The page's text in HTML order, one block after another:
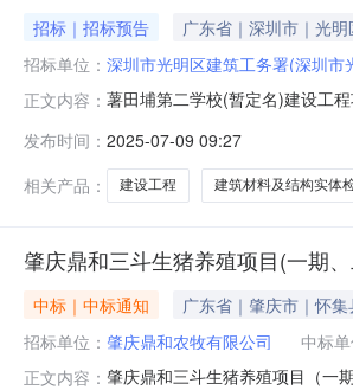
招标｜招标预告 广东省｜深圳市｜光明
招标单位： 深圳市光明区建筑工务署(深圳
正文内容： 薯田埔第二学校(暂定名)建设工
元）：300招标方式：公开招标
康路交汇处西北角。
发布时间： 2025-07-09 09:27
相关产品：
建设工程 建筑材料及结构实体
肇庆鼎和三斗生猪养殖项目(一期
中标｜中标通知
广东省｜肇庆市｜怀集
招标单位： 肇庆鼎和农牧有限公司 中标单
正文内容： 肇庆鼎和三斗生猪养殖项目（一